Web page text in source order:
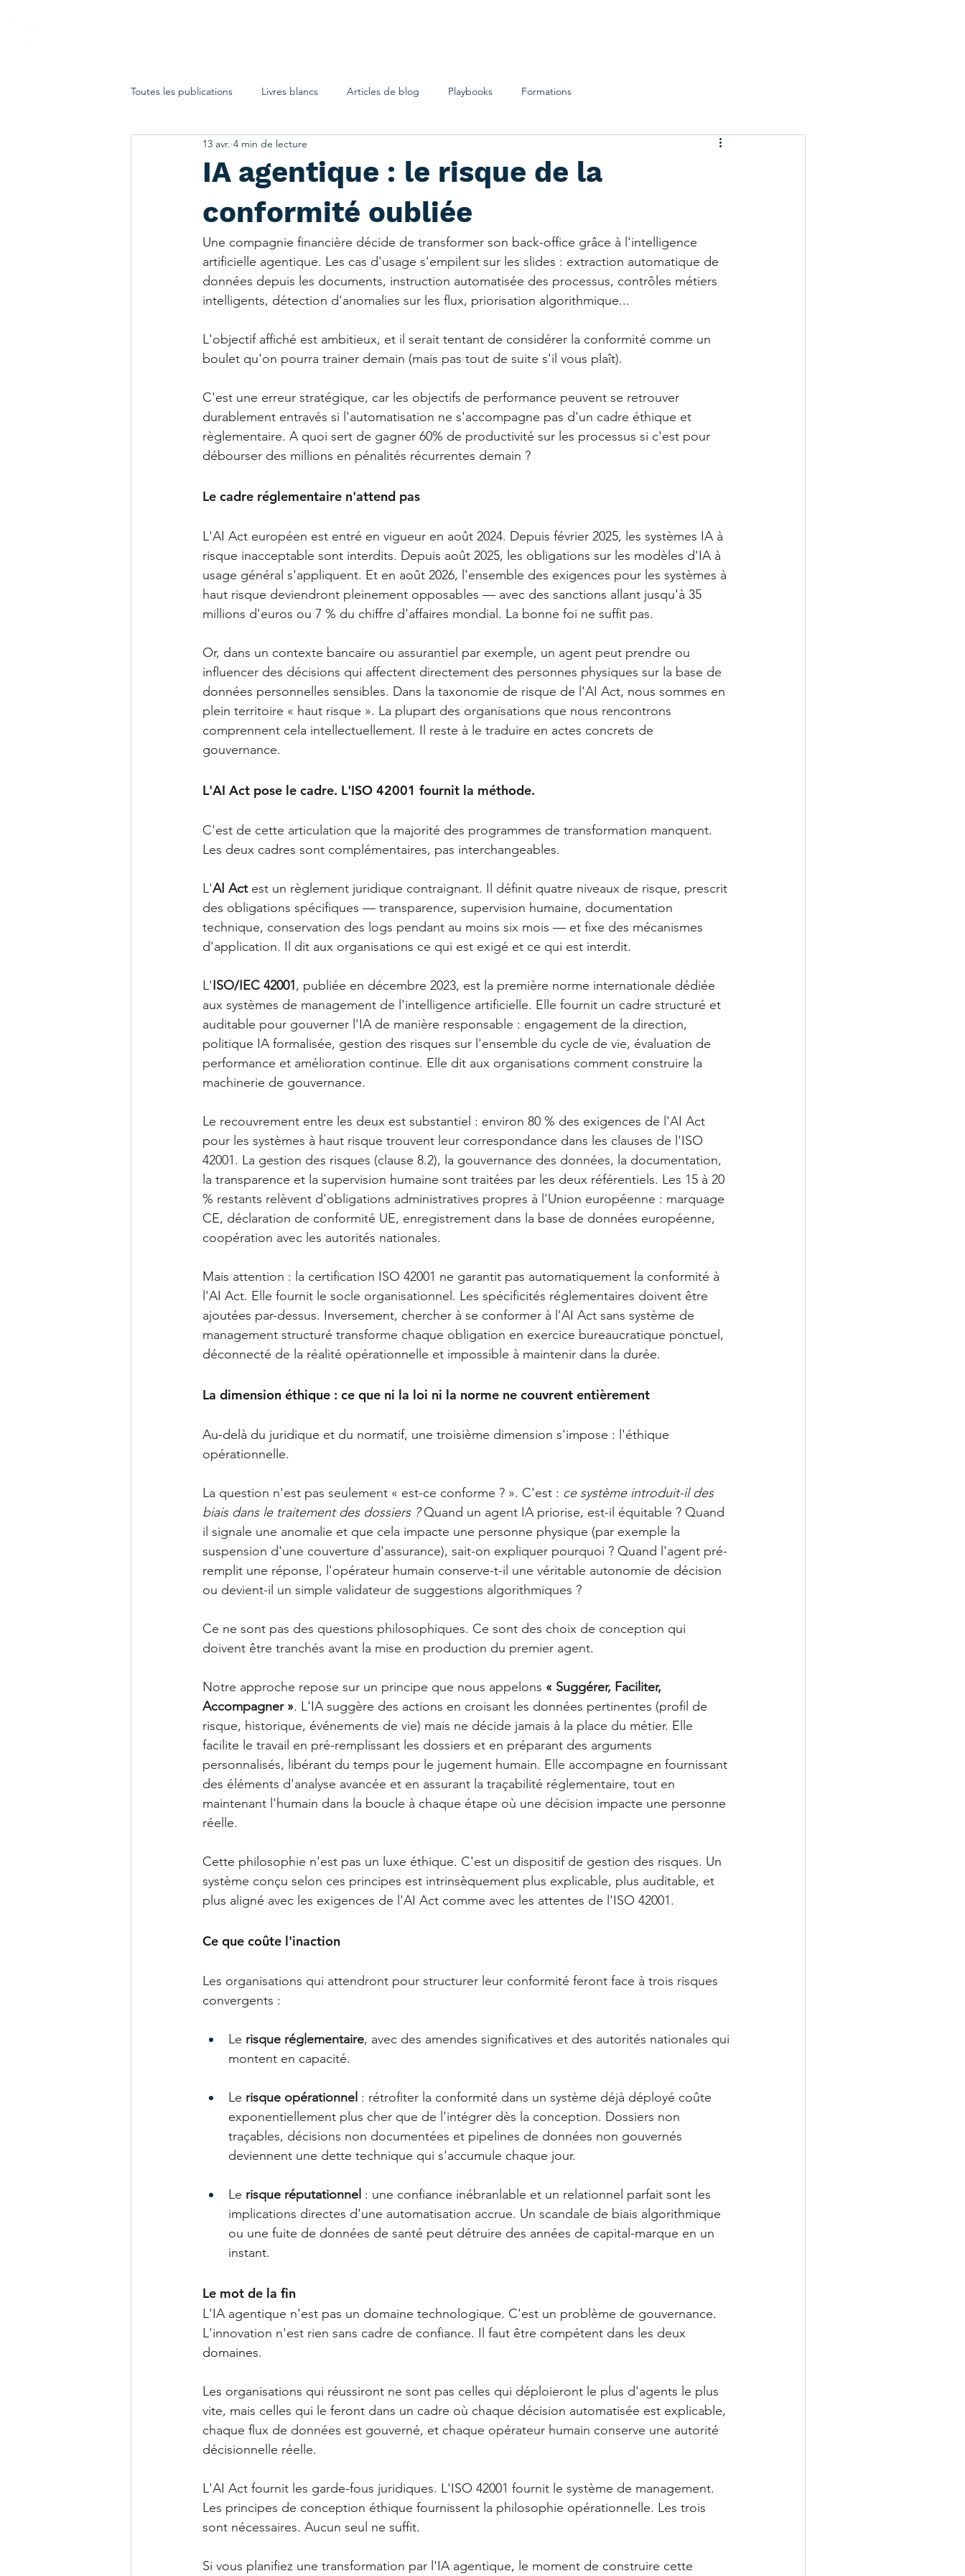
Toutes les publications Livres blancs Articles de blog Playbooks Formations
IA agentique : le risque de la
conformité oubliée
13 avr. 4 min de lecture
Une compagnie financière décide de transformer son back-office grâce à l'intelligence
artificielle agentique. Les cas d'usage s'empilent sur les slides : extraction automatique de
données depuis les documents, instruction automatisée des processus, contrôles métiers
intelligents, détection d'anomalies sur les flux, priorisation algorithmique...
L'objectif affiché est ambitieux, et il serait tentant de considérer la conformité comme un
boulet qu'on pourra trainer demain (mais pas tout de suite s'il vous plaît).
C'est une erreur stratégique, car les objectifs de performance peuvent se retrouver
durablement entravés si l'automatisation ne s'accompagne pas d'un cadre éthique et
règlementaire. A quoi sert de gagner 60% de productivité sur les processus si c'est pour
débourser des millions en pénalités récurrentes demain ?
Le cadre réglementaire n'attend pas
L'AI Act européen est entré en vigueur en août 2024. Depuis février 2025, les systèmes IA à
risque inacceptable sont interdits. Depuis août 2025, les obligations sur les modèles d'IA à
usage général s'appliquent. Et en août 2026, l'ensemble des exigences pour les systèmes à
haut risque deviendront pleinement opposables — avec des sanctions allant jusqu'à 35
millions d'euros ou 7 % du chiffre d'affaires mondial. La bonne foi ne suffit pas.
Or, dans un contexte bancaire ou assurantiel par exemple, un agent peut prendre ou
influencer des décisions qui affectent directement des personnes physiques sur la base de
données personnelles sensibles. Dans la taxonomie de risque de l'AI Act, nous sommes en
plein territoire « haut risque ». La plupart des organisations que nous rencontrons
comprennent cela intellectuellement. Il reste à le traduire en actes concrets de
gouvernance.
L'AI Act pose le cadre. L'ISO 42001 fournit la méthode.
C'est de cette articulation que la majorité des programmes de transformation manquent.
Les deux cadres sont complémentaires, pas interchangeables.
L'AI Act est un règlement juridique contraignant. Il définit quatre niveaux de risque, prescrit
des obligations spécifiques — transparence, supervision humaine, documentation
technique, conservation des logs pendant au moins six mois — et fixe des mécanismes
d'application. Il dit aux organisations ce qui est exigé et ce qui est interdit.
L'ISO/IEC 42001, publiée en décembre 2023, est la première norme internationale dédiée
aux systèmes de management de l'intelligence artificielle. Elle fournit un cadre structuré et
auditable pour gouverner l'IA de manière responsable : engagement de la direction,
politique IA formalisée, gestion des risques sur l'ensemble du cycle de vie, évaluation de
performance et amélioration continue. Elle dit aux organisations comment construire la
machinerie de gouvernance.
Le recouvrement entre les deux est substantiel : environ 80 % des exigences de l'AI Act
pour les systèmes à haut risque trouvent leur correspondance dans les clauses de l'ISO
42001. La gestion des risques (clause 8.2), la gouvernance des données, la documentation,
la transparence et la supervision humaine sont traitées par les deux référentiels. Les 15 à 20
% restants relèvent d'obligations administratives propres à l'Union européenne : marquage
CE, déclaration de conformité UE, enregistrement dans la base de données européenne,
coopération avec les autorités nationales.
Mais attention : la certification ISO 42001 ne garantit pas automatiquement la conformité à
l'AI Act. Elle fournit le socle organisationnel. Les spécificités réglementaires doivent être
ajoutées par-dessus. Inversement, chercher à se conformer à l'AI Act sans système de
management structuré transforme chaque obligation en exercice bureaucratique ponctuel,
déconnecté de la réalité opérationnelle et impossible à maintenir dans la durée.
La dimension éthique : ce que ni la loi ni la norme ne couvrent entièrement
Au-delà du juridique et du normatif, une troisième dimension s'impose : l'éthique
opérationnelle.
La question n'est pas seulement « est-ce conforme ? ». C'est : ce système introduit-il des
biais dans le traitement des dossiers ? Quand un agent IA priorise, est-il équitable ? Quand
il signale une anomalie et que cela impacte une personne physique (par exemple la
suspension d'une couverture d'assurance), sait-on expliquer pourquoi ? Quand l'agent pré-
remplit une réponse, l'opérateur humain conserve-t-il une véritable autonomie de décision
ou devient-il un simple validateur de suggestions algorithmiques ?
Ce ne sont pas des questions philosophiques. Ce sont des choix de conception qui
doivent être tranchés avant la mise en production du premier agent.
Notre approche repose sur un principe que nous appelons « Suggérer, Faciliter,
Accompagner ». L'IA suggère des actions en croisant les données pertinentes (profil de
risque, historique, événements de vie) mais ne décide jamais à la place du métier. Elle
facilite le travail en pré-remplissant les dossiers et en préparant des arguments
personnalisés, libérant du temps pour le jugement humain. Elle accompagne en fournissant
des éléments d'analyse avancée et en assurant la traçabilité réglementaire, tout en
maintenant l'humain dans la boucle à chaque étape où une décision impacte une personne
réelle.
Cette philosophie n'est pas un luxe éthique. C'est un dispositif de gestion des risques. Un
système conçu selon ces principes est intrinsèquement plus explicable, plus auditable, et
plus aligné avec les exigences de l'AI Act comme avec les attentes de l'ISO 42001.
Ce que coûte l'inaction
Les organisations qui attendront pour structurer leur conformité feront face à trois risques
convergents :
Le risque réglementaire, avec des amendes significatives et des autorités nationales qui
montent en capacité.
Le risque opérationnel : rétrofiter la conformité dans un système déjà déployé coûte
exponentiellement plus cher que de l'intégrer dès la conception. Dossiers non
traçables, décisions non documentées et pipelines de données non gouvernés
deviennent une dette technique qui s'accumule chaque jour.
Le risque réputationnel : une confiance inébranlable et un relationnel parfait sont les
implications directes d'une automatisation accrue. Un scandale de biais algorithmique
ou une fuite de données de santé peut détruire des années de capital-marque en un
instant.
Le mot de la fin
L'IA agentique n'est pas un domaine technologique. C'est un problème de gouvernance.
L'innovation n'est rien sans cadre de confiance. Il faut être compétent dans les deux
domaines.
Les organisations qui réussiront ne sont pas celles qui déploieront le plus d'agents le plus
vite, mais celles qui le feront dans un cadre où chaque décision automatisée est explicable,
chaque flux de données est gouverné, et chaque opérateur humain conserve une autorité
décisionnelle réelle.
L'AI Act fournit les garde-fous juridiques. L'ISO 42001 fournit le système de management.
Les principes de conception éthique fournissent la philosophie opérationnelle. Les trois
sont nécessaires. Aucun seul ne suffit.
Si vous planifiez une transformation par l'IA agentique, le moment de construire cette